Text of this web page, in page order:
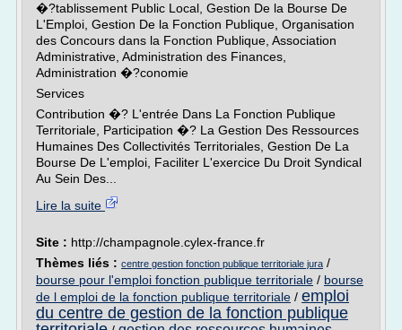
�?tablissement Public Local, Gestion De la Bourse De
L'Emploi, Gestion De la Fonction Publique, Organisation
des Concours dans la Fonction Publique, Association
Administrative, Administration des Finances,
Administration �?conomie
Services
Contribution �? L'entrée Dans La Fonction Publique
Territoriale, Participation �? La Gestion Des Ressources
Humaines Des Collectivités Territoriales, Gestion De La
Bourse De L'emploi, Faciliter L'exercice Du Droit Syndical
Au Sein Des...
Lire la suite
Site : http://champagnole.cylex-france.fr
Thèmes liés : centre gestion fonction publique territoriale jura /
bourse pour l'emploi fonction publique territoriale / bourse
de l emploi de la fonction publique territoriale / emploi
du centre de gestion de la fonction publique